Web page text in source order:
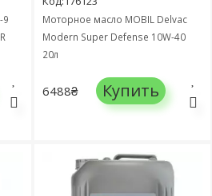
9
Моторное масло MOBIL Delvac
Modern Super Defense 10W-40
20л
6488₴ Купить